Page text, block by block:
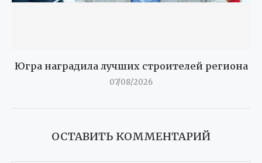
Югра наградила лучших строителей региона
07/08/2026
ОСТАВИТЬ КОММЕНТАРИЙ